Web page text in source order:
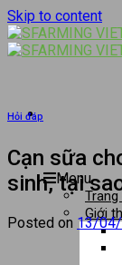
Skip to content
Menu
Trang
Giới
Hỏi đáp
Cạn sữa
sinh, tại
Posted on 13/